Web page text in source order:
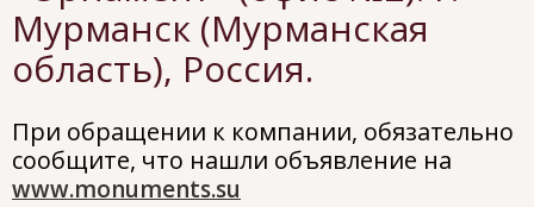
Мурманск (Мурманская
область), Россия.
При обращении к компании, обязательно
сообщите, что нашли объявление на
www.monuments.su